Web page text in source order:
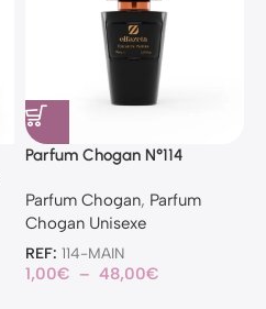
Parfum Chogan N°114
Parfum Chogan, Parfum
Chogan Unisexe
REF: 114-MAIN
1,00€ – 48,00€